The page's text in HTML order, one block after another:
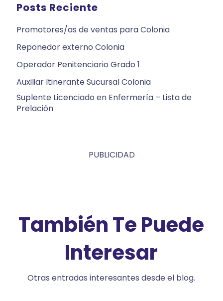
Posts Reciente
Promotores/as de ventas para Colonia
Reponedor externo Colonia
Operador Penitenciario Grado 1
Auxiliar Itinerante Sucursal Colonia
Suplente Licenciado en Enfermería – Lista de
Prelación
PUBLICIDAD
También Te Puede
Interesar
Otras entradas interesantes desde el blog.